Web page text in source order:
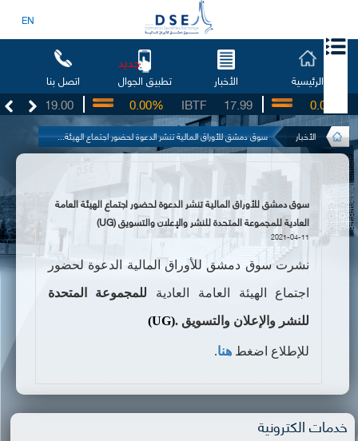
EN
الرئيسية الأخبار تطبيق الجوال
جديد
اتصل بنا
19.00 17.99
IBTF
0.00% 0.00%
الأخبار سوق دمشق للأوراق المالية تنشر الدعوة لحضور اجتماع الهيئة...
سوق دمشق للأوراق المالية تنشر الدعوة لحضور اجتماع الهيئة العامة
العادية للمجموعة المتحدة للنشر والإعلان والتسويق (UG)
2021-04-11
نشرت سوق دمشق للأوراق المالية الدعوة لحضور
اجتماع الهيئة العامة العادية للمجموعة المتحدة
للنشر والإعلان والتسويق .
(UG)
للإطلاع اضغط هنا.
خدمات الكترونية